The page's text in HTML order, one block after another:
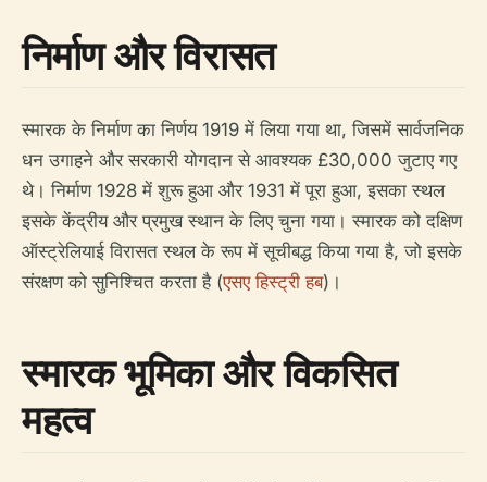
निर्माण और विरासत
स्मारक के निर्माण का निर्णय 1919 में लिया गया था, जिसमें सार्वजनिक
धन उगाहने और सरकारी योगदान से आवश्यक £30,000 जुटाए गए
थे। निर्माण 1928 में शुरू हुआ और 1931 में पूरा हुआ, इसका स्थल
इसके केंद्रीय और प्रमुख स्थान के लिए चुना गया। स्मारक को दक्षिण
ऑस्ट्रेलियाई विरासत स्थल के रूप में सूचीबद्ध किया गया है, जो इसके
संरक्षण को सुनिश्चित करता है (एसए हिस्ट्री हब)।
स्मारक भूमिका और विकसित
महत्व